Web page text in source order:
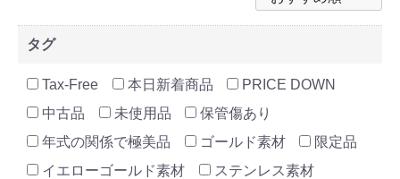
タグ
Tax-Free 本日新着商品
PRICE DOWN
中古品
未使用品
保管傷あり
年式の関係で極美品
ゴールド素材
限定品
イエローゴールド素材
ステンレス素材